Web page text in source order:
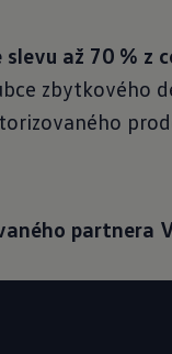
až 70 % z
zbytkového
partnera